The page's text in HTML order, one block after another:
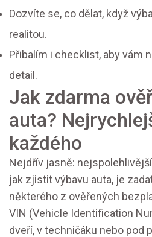
Dozvíte se, co dělat, když
realitou.
Přibalím i checklist, aby vám
detail.
Jak zdarma
auta?
každého
Nejdřív jasně:
jak zjistit výbavu auta, je
některého z ověřených
VIN (Vehicle Identification
dveří, v techničáku nebo pod